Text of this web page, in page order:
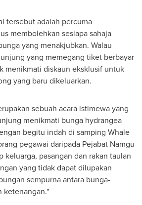
tersebut adalah percuma
membolehkan sesiapa sahaja
yang menakjubkan. Walau
yang memegang tiket berbayar
menikmati diskaun eksklusif untuk
yang baru dikeluarkan.
sebuah acara istimewa yang
menikmati bunga hydrangea
begitu indah di samping Whale
pegawai daripada Pejabat Namgu
keluarga, pasangan dan rakan taulan
yang tidak dapat dilupakan
sempurna antara bunga-
ketenangan."